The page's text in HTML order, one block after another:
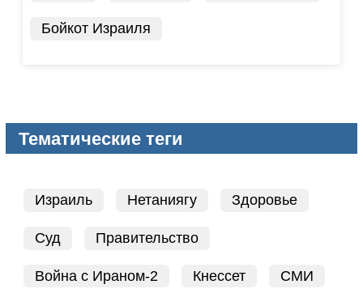
Бойкот Израиля
Тематические теги
Израиль Нетаниягу Здоровье
Суд Правительство
Война с Ираном-2 Кнессет СМИ